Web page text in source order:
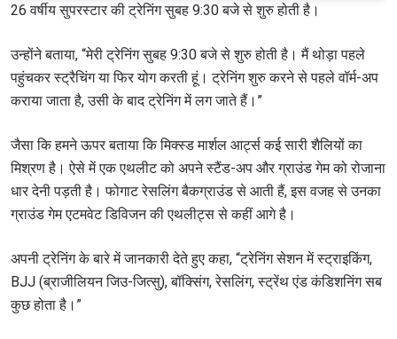
26 वर्षीय सुपरस्टार की ट्रेनिंग सुबह 9:30 बजे से शुरु होती है।
उन्होंने बताया, “मेरी ट्रेनिंग सुबह 9:30 बजे से शुरु होती है। मैं थोड़ा पहले
पहुंचकर स्ट्रैचिंग या फिर योग करती हूं। ट्रेनिंग शुरु करने से पहले वॉर्म-अप
कराया जाता है, उसी के बाद ट्रेनिंग में लग जाते हैं।”
जैसा कि हमने ऊपर बताया कि मिक्स्ड मार्शल आर्ट्स कई सारी शैलियों का
मिश्रण है। ऐसे में एक एथलीट को अपने स्टैंड-अप और ग्राउंड गेम को रोजाना
धार देनी पड़ती है। फोगाट रेसलिंग बैकग्राउंड से आती हैं, इस वजह से उनका
ग्राउंड गेम एटमवेट डिविजन की एथलीट्स से कहीं आगे है।
अपनी ट्रेनिंग के बारे में जानकारी देते हुए कहा, “ट्रेनिंग सेशन में स्ट्राइकिंग,
BJJ (ब्राजीलियन जिउ-जित्सु), बॉक्सिंग, रेसलिंग, स्ट्रेंथ एंड कंडिशनिंग सब
कुछ होता है।”